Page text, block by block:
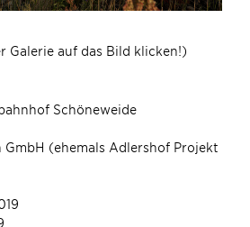
Galerie auf das Bild klicken!)
Schöneweide
GmbH (ehemals Adlershof Projekt